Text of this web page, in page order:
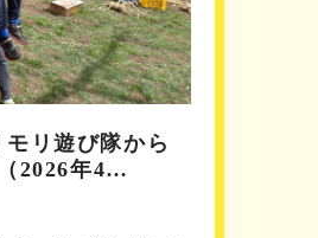
モリ遊び隊から
2026年4…